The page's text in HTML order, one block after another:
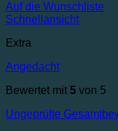
Auf die Wunschliste
Schnellansicht
Extra
Angedacht
Bewertet mit 5 von 5
Ungeprüfte